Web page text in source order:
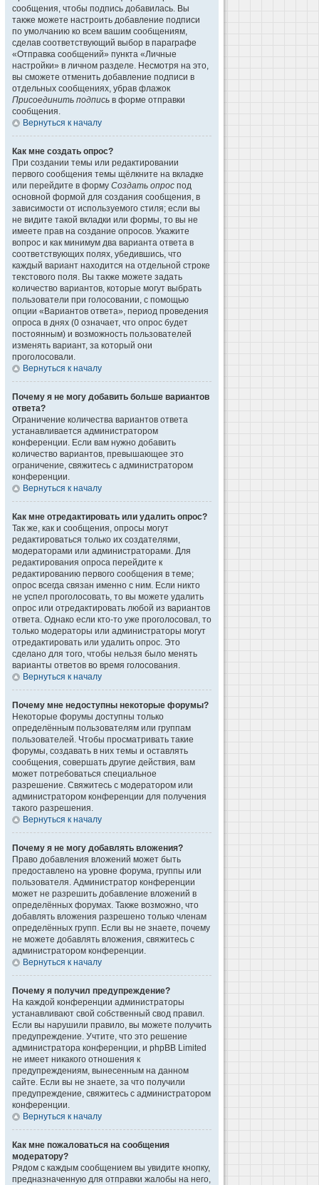
сообщения, чтобы подпись добавилась. Вы
также можете настроить добавление подписи
по умолчанию ко всем вашим сообщениям,
сделав соответствующий выбор в параграфе
«Отправка сообщений» пункта «Личные
настройки» в личном разделе. Несмотря на это,
вы сможете отменить добавление подписи в
отдельных сообщениях, убрав флажок
Присоединить подпись в форме отправки
сообщения.
Вернуться к началу
Как мне создать опрос?
При создании темы или редактировании
первого сообщения темы щёлкните на вкладке
или перейдите в форму Создать опрос под
основной формой для создания сообщения, в
зависимости от используемого стиля; если вы
не видите такой вкладки или формы, то вы не
имеете прав на создание опросов. Укажите
вопрос и как минимум два варианта ответа в
соответствующих полях, убедившись, что
каждый вариант находится на отдельной строке
текстового поля. Вы также можете задать
количество вариантов, которые могут выбрать
пользователи при голосовании, с помощью
опции «Вариантов ответа», период проведения
опроса в днях (0 означает, что опрос будет
постоянным) и возможность пользователей
изменять вариант, за который они
проголосовали.
Вернуться к началу
Почему я не могу добавить больше вариантов
ответа?
Ограничение количества вариантов ответа
устанавливается администратором
конференции. Если вам нужно добавить
количество вариантов, превышающее это
ограничение, свяжитесь с администратором
конференции.
Вернуться к началу
Как мне отредактировать или удалить опрос?
Так же, как и сообщения, опросы могут
редактироваться только их создателями,
модераторами или администраторами. Для
редактирования опроса перейдите к
редактированию первого сообщения в теме;
опрос всегда связан именно с ним. Если никто
не успел проголосовать, то вы можете удалить
опрос или отредактировать любой из вариантов
ответа. Однако если кто-то уже проголосовал, то
только модераторы или администраторы могут
отредактировать или удалить опрос. Это
сделано для того, чтобы нельзя было менять
варианты ответов во время голосования.
Вернуться к началу
Почему мне недоступны некоторые форумы?
Некоторые форумы доступны только
определённым пользователям или группам
пользователей. Чтобы просматривать такие
форумы, создавать в них темы и оставлять
сообщения, совершать другие действия, вам
может потребоваться специальное
разрешение. Свяжитесь с модератором или
администратором конференции для получения
такого разрешения.
Вернуться к началу
Почему я не могу добавлять вложения?
Право добавления вложений может быть
предоставлено на уровне форума, группы или
пользователя. Администратор конференции
может не разрешить добавление вложений в
определённых форумах. Также возможно, что
добавлять вложения разрешено только членам
определённых групп. Если вы не знаете, почему
не можете добавлять вложения, свяжитесь с
администратором конференции.
Вернуться к началу
Почему я получил предупреждение?
На каждой конференции администраторы
устанавливают свой собственный свод правил.
Если вы нарушили правило, вы можете получить
предупреждение. Учтите, что это решение
администратора конференции, и phpBB Limited
не имеет никакого отношения к
предупреждениям, вынесенным на данном
сайте. Если вы не знаете, за что получили
предупреждение, свяжитесь с администратором
конференции.
Вернуться к началу
Как мне пожаловаться на сообщения
модератору?
Рядом с каждым сообщением вы увидите кнопку,
предназначенную для отправки жалобы на него,